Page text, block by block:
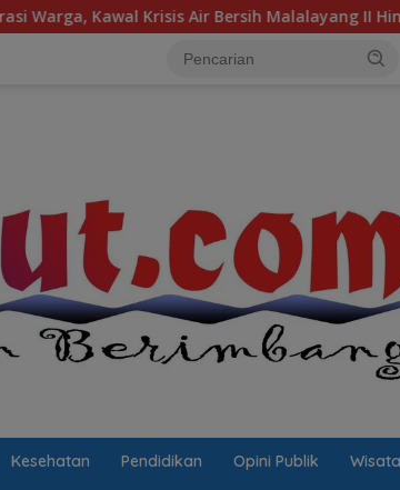
Air Bersih Malalayang II Hingga Perbaikan
Kesehatan Pendidikan Opini Publik Wisata